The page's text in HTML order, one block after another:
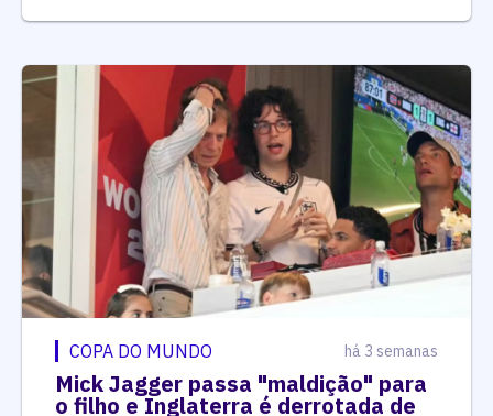
COPA DO MUNDO há 3 semanas
Mick Jagger passa "maldição" para
o filho e Inglaterra é derrotada de